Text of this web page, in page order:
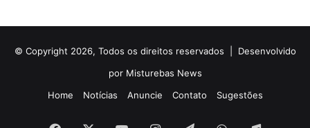
© Copyright 2026, Todos os direitos reservados | Desenvolvido
por Misturebas News
Home
Notícias Anuncie Contato Sugestões